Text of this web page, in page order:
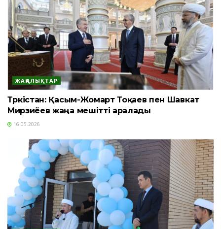
ЖАҢАЛЫҚТАР
Түркістан: Қасым-Жомарт Тоқаев пен Шавкат
Мирзиёев жаңа мешітті аралады
16.05.2026